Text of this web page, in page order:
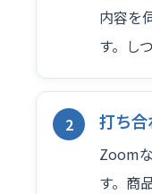
内容を
す。し
打ち合
Zoom
す。商